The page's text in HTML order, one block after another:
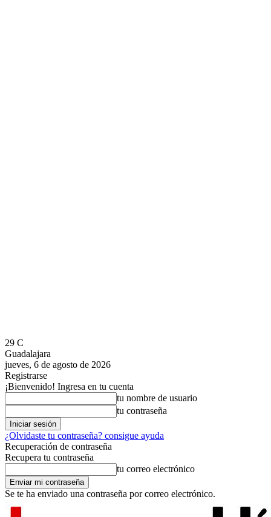
29 C
Guadalajara
jueves, 6 de agosto de 2026
Registrarse
¡Bienvenido! Ingresa en tu cuenta
tu nombre de usuario
tu contraseña
¿Olvidaste tu contraseña? consigue ayuda
Recuperación de contraseña
Recupera tu contraseña
tu correo electrónico
Se te ha enviado una contraseña por correo electrónico.